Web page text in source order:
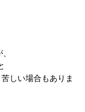
しい場合もありま